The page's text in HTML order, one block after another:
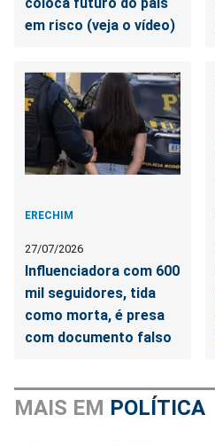
coloca futuro do país
em risco (veja o vídeo)
ERECHIM
27/07/2026
Influenciadora com 600
mil seguidores, tida
como morta, é presa
com documento falso
MAIS EM POLÍTICA